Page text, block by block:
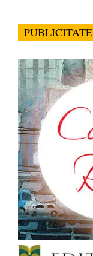
PUBLICITATE